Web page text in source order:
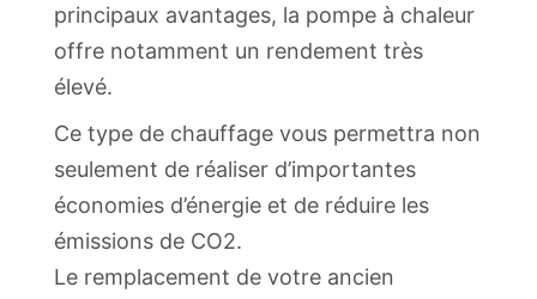
principaux avantages, la pompe à chaleur
offre notamment un rendement très
élevé.
Ce type de chauffage vous permettra non
seulement de réaliser d’importantes
économies d’énergie et de réduire les
émissions de CO2.
Le remplacement de votre ancien